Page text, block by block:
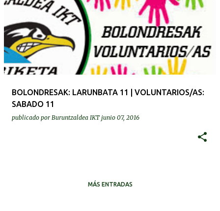
BOLONDRESAK: LARUNBATA 11 | VOLUNTARIOS/AS:
SABADO 11
publicado por Buruntzaldea IKT junio 07, 2016
MÁS ENTRADAS